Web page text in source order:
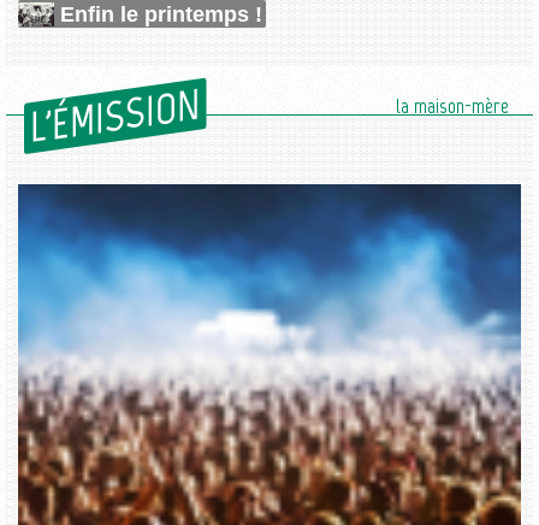
Enfin le printemps !
L'ÉMISSION la maison-mère